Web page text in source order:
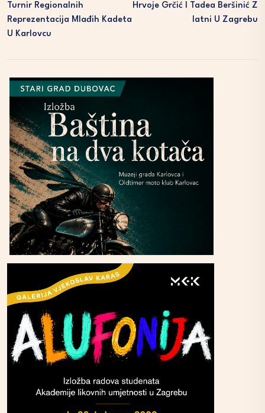
Turnir Regionalnih
Reprezentacija Mlađih Kadeta
U Karlovcu
Hrvoje Grčić I Tadea Beršinić Z
Latni U Zagrebu